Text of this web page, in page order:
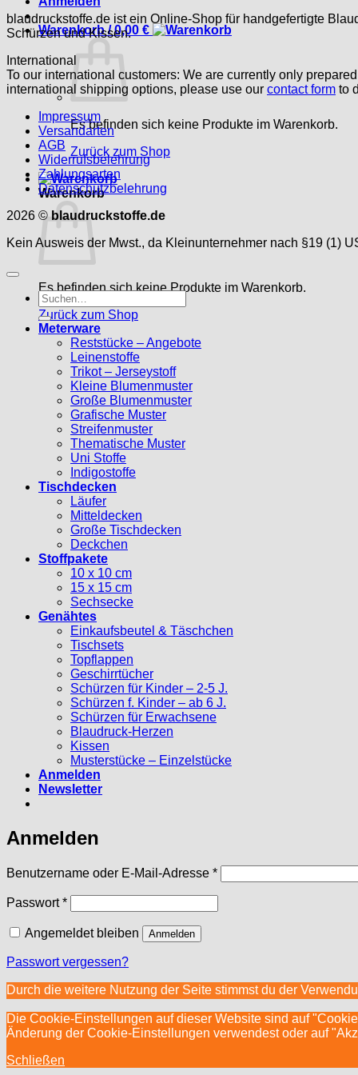
Warenkorb /0,00 €
Es befinden sich keine Produkte im Warenkorb.
Zurück zum Shop
Warenkorb
Es befinden sich keine Produkte im Warenkorb.
Zurück zum Shop
blaudruckstoffe.de ist ein Online-Shop für handgefertigte
Schürzen und Kissen.
International
To our international customers: We are currently only
international shipping options, please use our contact form to
Impressum
Versandarten
AGB
Widerrufsbelehrung
Zahlungsarten
Datenschutzbelehrung
2026 © blaudruckstoffe.de
Kein Ausweis der Mwst., da Kleinunternehmer nach §19 (1)
Suche
nach:
Meterware
Reststücke – Angebote
Leinenstoffe
Trikot – Jerseystoff
Kleine Blumenmuster
Große Blumenmuster
Grafische Muster
Streifenmuster
Thematische Muster
Uni Stoffe
Indigostoffe
Tischdecken
Läufer
Mitteldecken
Große Tischdecken
Deckchen
Stoffpakete
10 x 10 cm
15 x 15 cm
Sechsecke
Genähtes
Einkaufsbeutel & Täschchen
Tischsets
Topflappen
Geschirrtücher
Schürzen für Kinder – 2-5 J.
Schürzen f. Kinder – ab 6 J.
Schürzen für Erwachsene
Blaudruck-Herzen
Kissen
Musterstücke – Einzelstücke
Anmelden
Newsletter
Anmelden
Benutzername oder E-Mail-Adresse *Erforderlich
Passwort*Erforderlich
Angemeldet bleiben Anmelden
Passwort vergessen?
Durch die weitere Nutzung der Seite stimmst du der
Die Cookie-Einstellungen auf dieser Website sind auf
Änderung der Cookie-Einstellungen verwendest oder auf
Schließen